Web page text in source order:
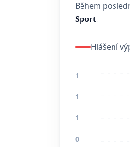
Během
Sport.
Hlášení
1
1
1
0